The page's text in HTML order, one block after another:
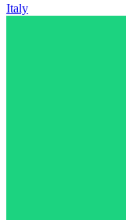
Italy